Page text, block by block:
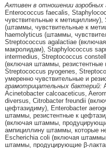
Активен в отношении
Enterococcus faecalis,
чувствительные к
(штаммы, чувствительные к
haemolyticus (штаммы,
Streptococcus agalactiae
макролидам), Staphylococcus
intermedius, Streptococcus
(включая штаммы, резистентные
Streptococcus pyogenes,
умеренно чувствительные и
грамотрицательных бактерий:
Acinetobacter calcoaceticus,
diversus, Citrobacter freundii
цефтазидиму), Enterobacter
штаммы, резистентные к
(включая штаммы,
ампициллину штаммы, которые
Escherichia coli (включая
штаммы, продуцирующие β-